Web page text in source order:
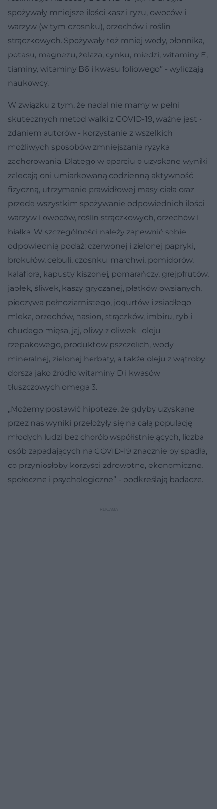
spożywały mniejsze ilości kasz i ryżu, owoców i
warzyw (w tym czosnku), orzechów i roślin
strączkowych. Spożywały też mniej wody, błonnika,
potasu, magnezu, żelaza, cynku, miedzi, witaminy E,
tiaminy, witaminy B6 i kwasu foliowego” - wyliczają
naukowcy.
W związku z tym, że nadal nie mamy w pełni
skutecznych metod walki z COVID-19, ważne jest -
zdaniem autorów - korzystanie z wszelkich
możliwych sposobów zmniejszania ryzyka
zachorowania. Dlatego w oparciu o uzyskane wyniki
zalecają oni umiarkowaną codzienną aktywność
fizyczną, utrzymanie prawidłowej masy ciała oraz
przede wszystkim spożywanie odpowiednich ilości
warzyw i owoców, roślin strączkowych, orzechów i
białka. W szczególności należy zapewnić sobie
odpowiednią podaż: czerwonej i zielonej papryki,
brokułów, cebuli, czosnku, marchwi, pomidorów,
kalafiora, kapusty kiszonej, pomarańczy, grejpfrutów,
jabłek, śliwek, kaszy gryczanej, płatków owsianych,
pieczywa pełnoziarnistego, jogurtów i zsiadłego
mleka, orzechów, nasion, strączków, imbiru, ryb i
chudego mięsa, jaj, oliwy z oliwek i oleju
rzepakowego, produktów pszczelich, wody
mineralnej, zielonej herbaty, a także oleju z wątroby
dorsza jako źródło witaminy D i kwasów
tłuszczowych omega 3.
„Możemy postawić hipotezę, że gdyby uzyskane
przez nas wyniki przełożyły się na całą populację
młodych ludzi bez chorób współistniejących, liczba
osób zapadających na COVID-19 znacznie by spadła,
co przyniosłoby korzyści zdrowotne, ekonomiczne,
społeczne i psychologiczne” - podkreślają badacze.